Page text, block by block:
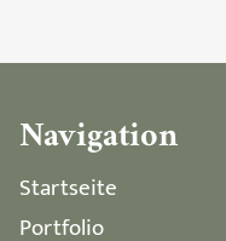
Navigation
Startseite
Portfolio